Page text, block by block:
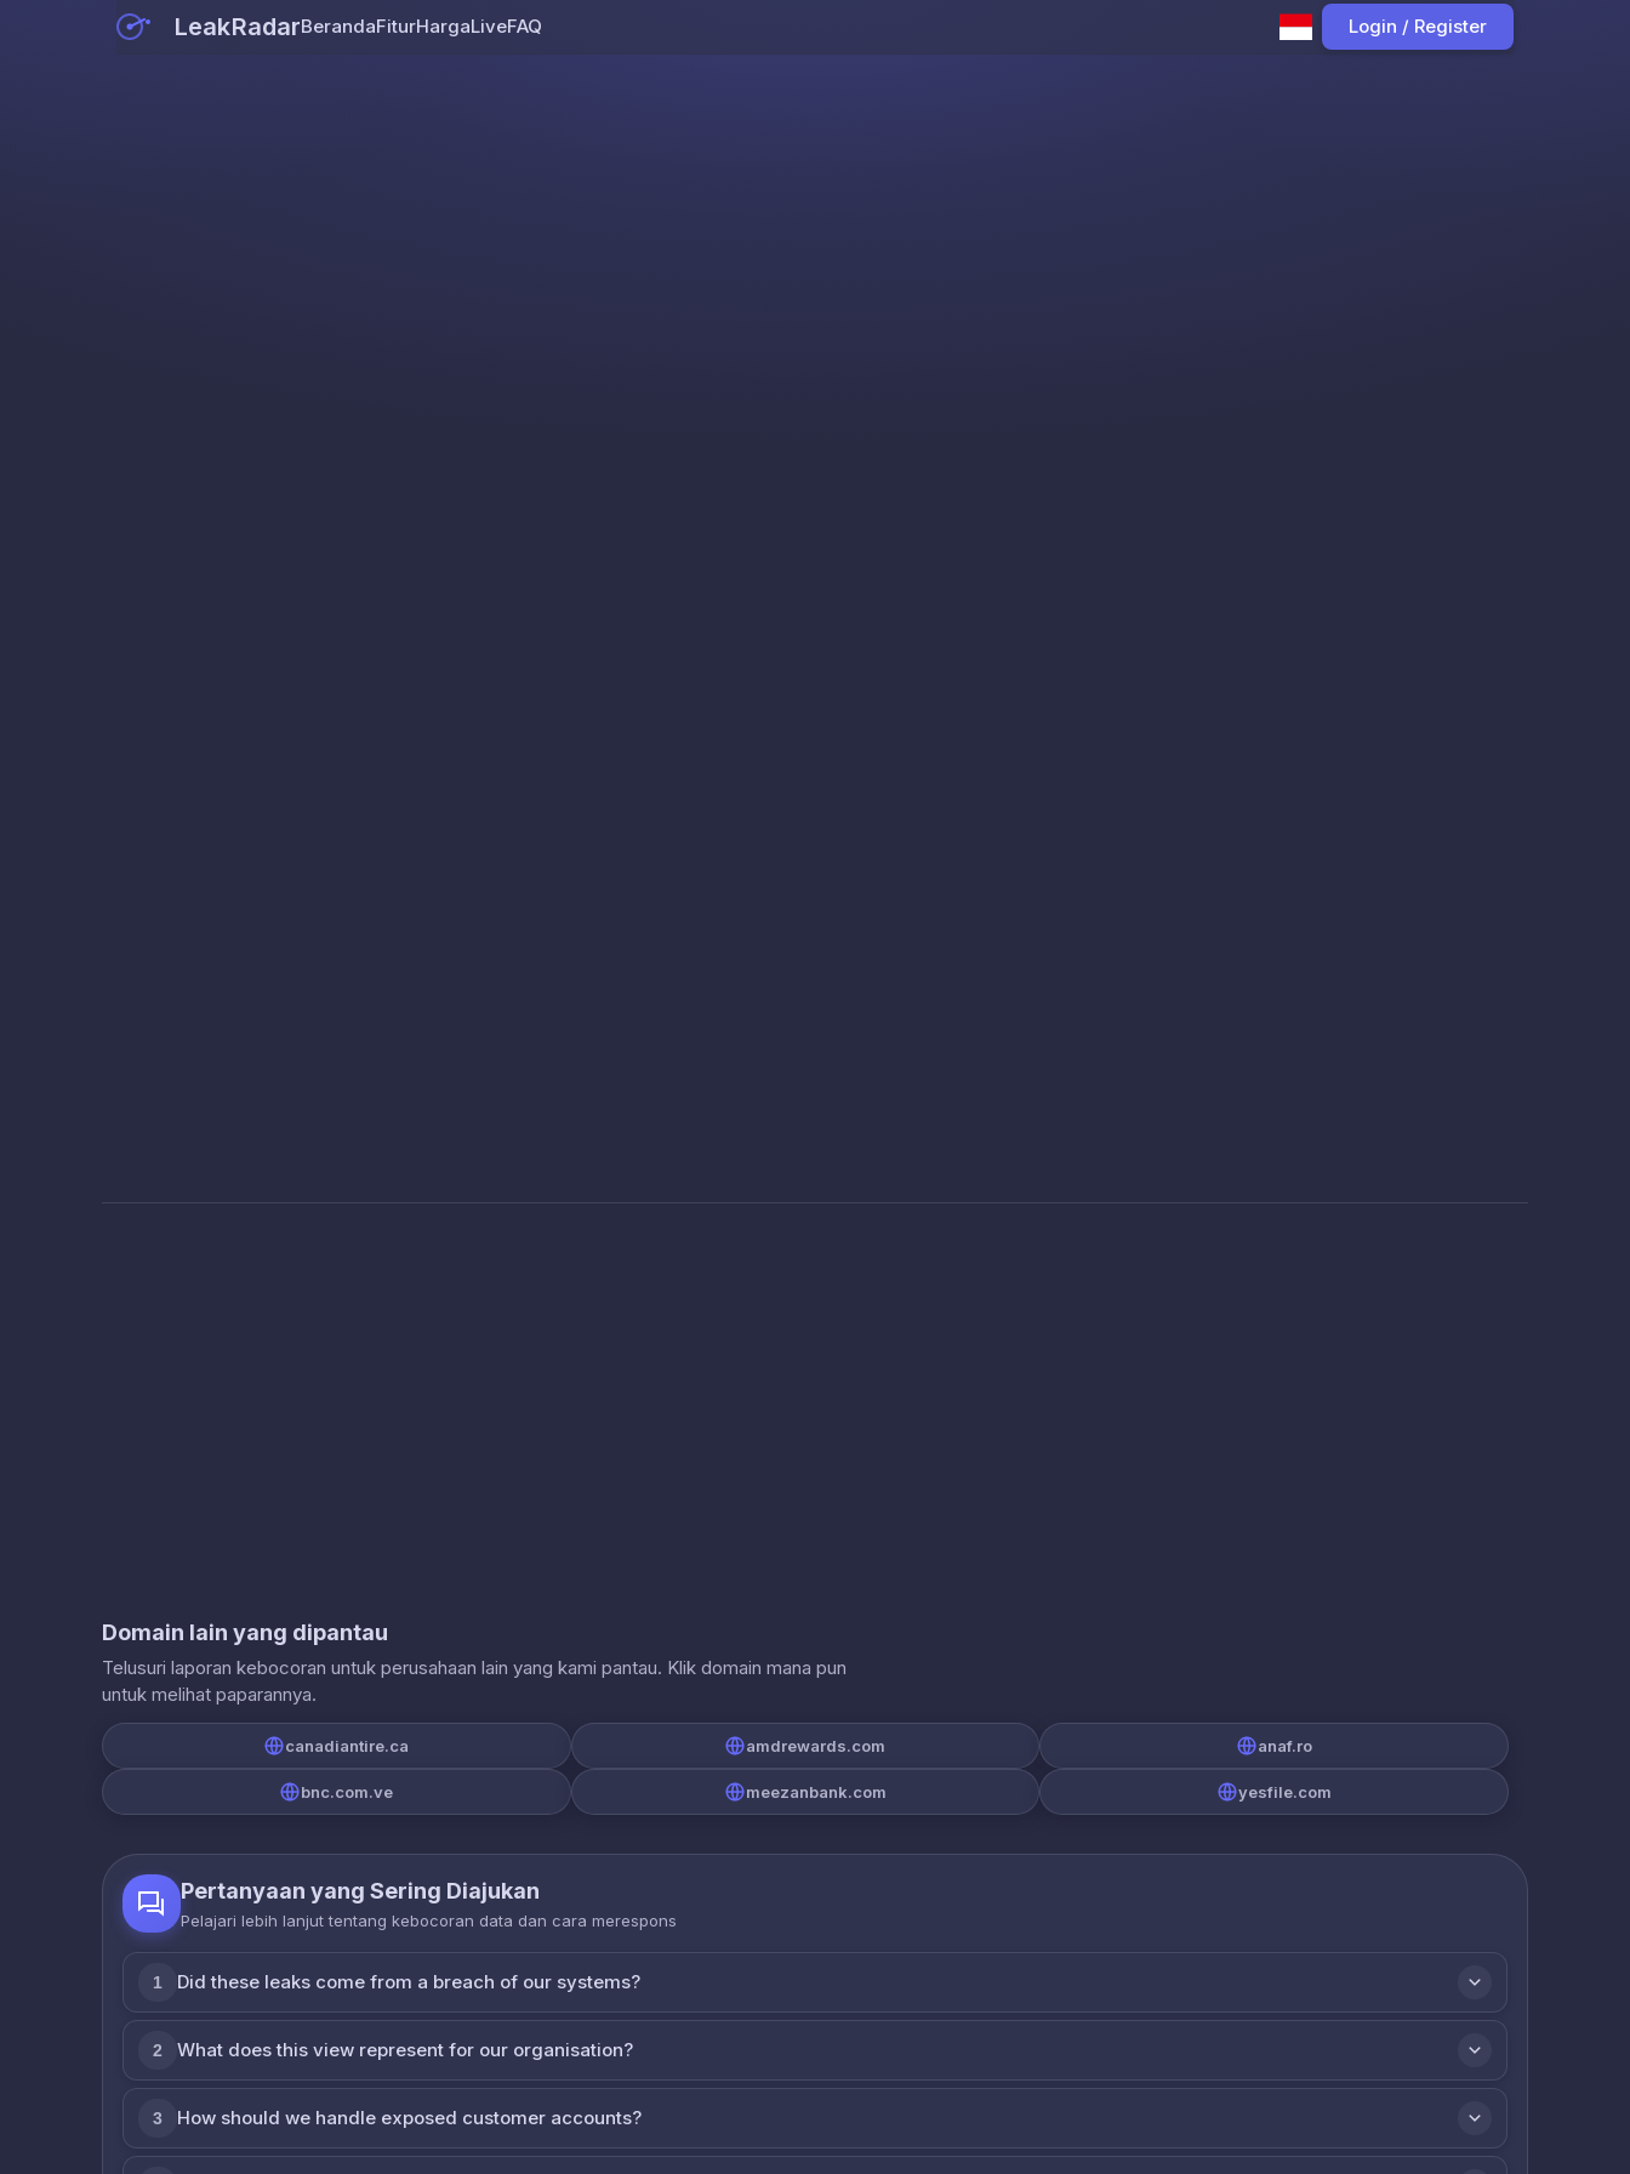
LeakRadarBerandaFiturHargaLiveFAQ Login / Register
Domain lain yang dipantau
Telusuri laporan kebocoran untuk perusahaan lain yang kami pantau. Klik domain mana pun
untuk melihat paparannya.
canadiantire.ca amdrewards.com anaf.ro
bnc.com.ve meezanbank.com yesfile.com
Pertanyaan yang Sering Diajukan
Pelajari lebih lanjut tentang kebocoran data dan cara merespons
1 Did these leaks come from a breach of our systems?
2 What does this view represent for our organisation?
3 How should we handle exposed customer accounts?